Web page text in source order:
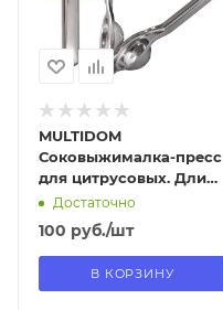
Нет
MULTIDOM
Соковыжималка-пресс
для цитрусовых. Длина
20,5 см. Диаметр 6,5 см.
VL53-175
Достаточно
100 руб./шт
В КОРЗИНУ